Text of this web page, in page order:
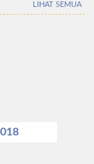
LIHAT SEMUA